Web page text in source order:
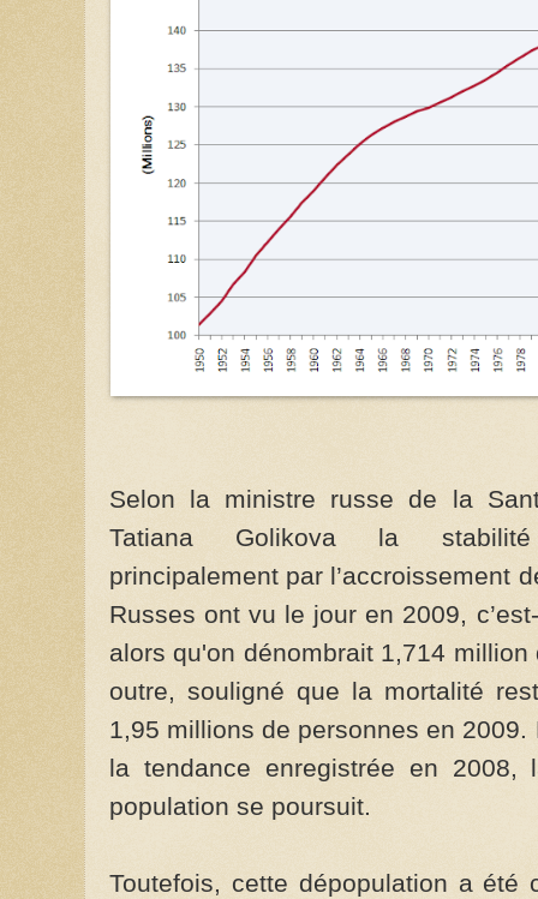
Selon la ministre russe de la
Tatiana Golikova la stabilité
principalement par l’accroissement
Russes ont vu le jour en 2009,
alors qu'on dénombrait 1,714
outre, souligné que la mortalité
1,95 millions de personnes en
la tendance enregistrée en 2008,
population se poursuit.
Toutefois, cette dépopulation a été